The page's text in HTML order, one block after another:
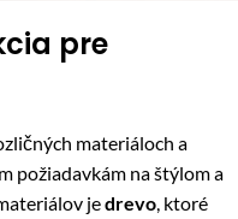
pre
materiáloch a
požiadavkám na štýlom a
jedrevo , ktoré